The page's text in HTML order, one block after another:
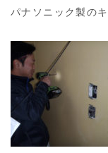
パナソニック製の